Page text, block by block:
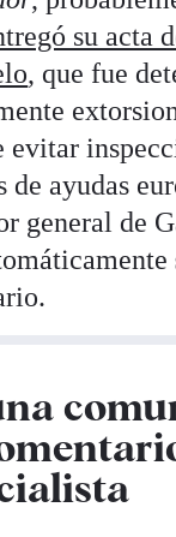
su acta
, que fue
de ayudas
general de